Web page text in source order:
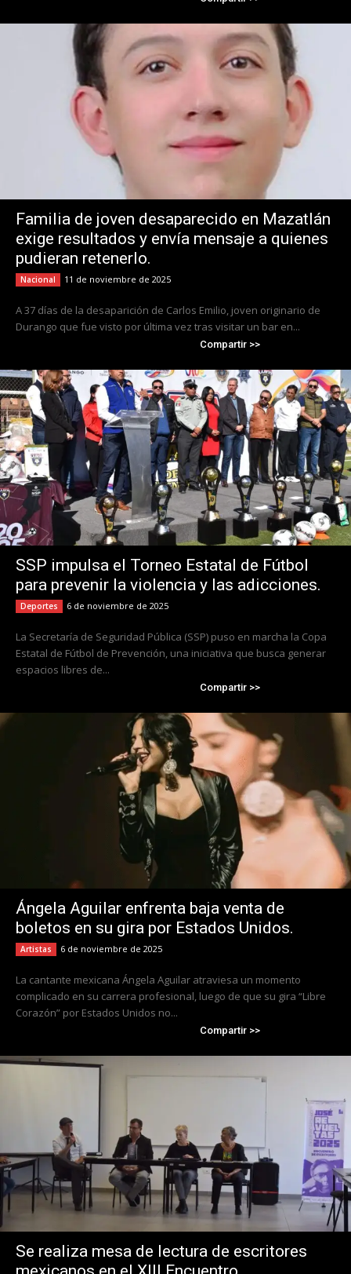
Familia de joven desaparecido en Mazatlán
exige resultados y envía mensaje a quienes
pudieran retenerlo.
Nacional 11 de noviembre de 2025
A 37 días de la desaparición de Carlos Emilio, joven originario de
Durango que fue visto por última vez tras visitar un bar en...
Compartir >>
SSP impulsa el Torneo Estatal de Fútbol
para prevenir la violencia y las adicciones.
Deportes 6 de noviembre de 2025
La Secretaría de Seguridad Pública (SSP) puso en marcha la Copa
Estatal de Fútbol de Prevención, una iniciativa que busca generar
espacios libres de...
Compartir >>
Ángela Aguilar enfrenta baja venta de
boletos en su gira por Estados Unidos.
Artistas 6 de noviembre de 2025
La cantante mexicana Ángela Aguilar atraviesa un momento
complicado en su carrera profesional, luego de que su gira “Libre
Corazón” por Estados Unidos no...
Compartir >>
Se realiza mesa de lectura de escritores